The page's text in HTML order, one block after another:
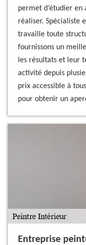
permet d’étudier en
réaliser. Spécialiste
travaille toute
fournissons un
les résultats et leur
activité depuis
prix accessible à
pour obtenir un
Entreprise